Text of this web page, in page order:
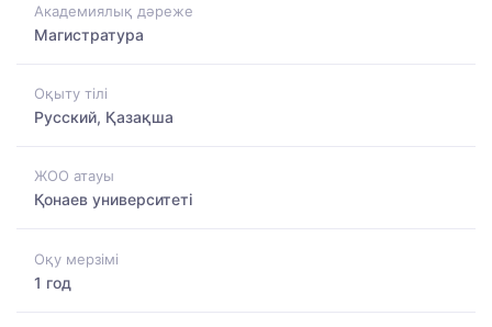
Академиялық дәреже
Магистратура
Оқыту тілі
Русский, Қазақша
ЖОО атауы
Қонаев университетi
Оқу мерзімі
1 год